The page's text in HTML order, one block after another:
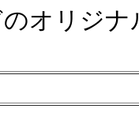
オリジ